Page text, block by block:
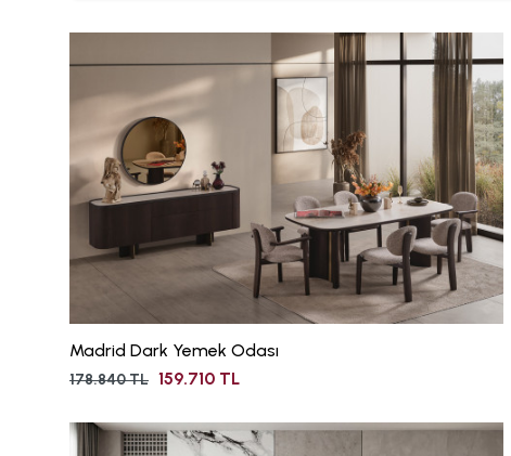
Madrid Dark Yemek Odası
178.840 TL 159.710 TL